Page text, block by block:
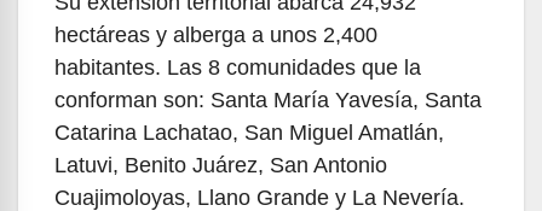
hectáreas y alberga a unos 2,400
habitantes. Las 8 comunidades que la
conforman son: Santa María Yavesía, Santa
Catarina Lachatao, San Miguel Amatlán,
Latuvi, Benito Juárez, San Antonio
Cuajimoloyas, Llano Grande y La Nevería.